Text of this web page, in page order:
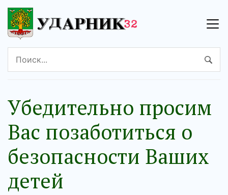
Убедительно просим
Вас позаботиться о
безопасности Ваших
детей